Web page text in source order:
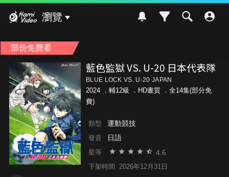
瀏覽
部份免費看
藍色監獄 VS. U-20 日本代表隊
BLUE LOCK VS. U-20 JAPAN
2024 ． 輔12級
．HD畫質 ．全14集(部分免
費)
類型 運動競技
發音 日語
星等 4.6
下架時間 2026年12月31日